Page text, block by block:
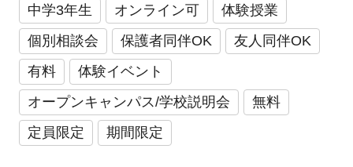
中学3年生
オンライン可
体験授業
個別相談会
保護者同伴OK
友人同伴OK
有料
体験イベント
オープンキャンパス/学校説明会
無料
定員限定
期間限定